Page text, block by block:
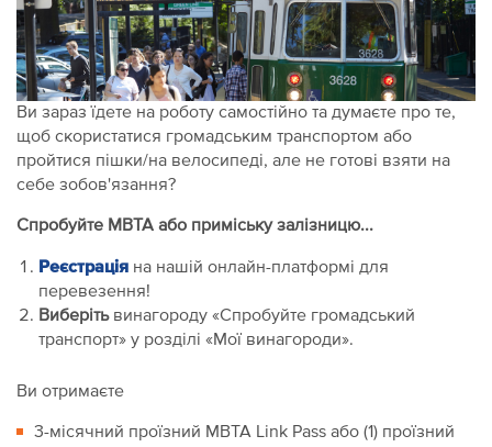
Ви зараз їдете на роботу самостійно та думаєте про те,
щоб скористатися громадським транспортом або
пройтися пішки/на велосипеді, але не готові взяти на
себе зобов'язання?
Спробуйте MBTA або приміську залізницю...
Реєстрація на нашій онлайн-платформі для
перевезення!
Виберітьвинагороду «Спробуйте громадський
транспорт» у розділі «Мої винагороди».
Ви отримаєте
3-місячний проїзний MBTA Link Pass або (1) проїзний